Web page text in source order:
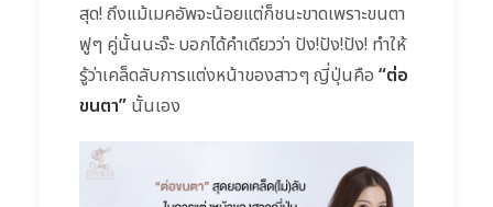
สุด! ถึงแม้เมคอัพจะน้อยแต่ก็ชนะขาดเพราะขนตา
ฟูๆ คู่นั้นนะจ๊ะ บอกได้คำเดียวว่า ปัง!ปัง!ปัง! ทำให้
รู้ว่าเคล็ดลับการแต่งหน้าของสาวๆ ญี่ปุ่นคือ “ต่อ
ขนตา” นั้นเอง